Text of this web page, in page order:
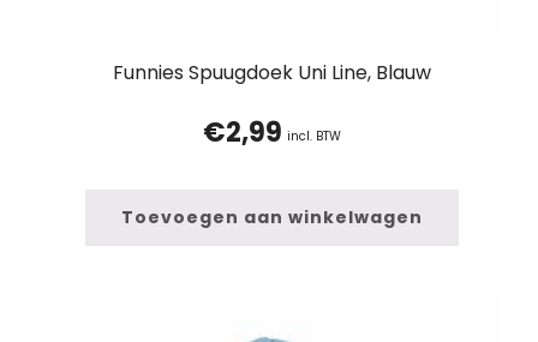
Funnies Spuugdoek Uni Line, Blauw
€2,99 incl. BTW
Toevoegen aan winkelwagen